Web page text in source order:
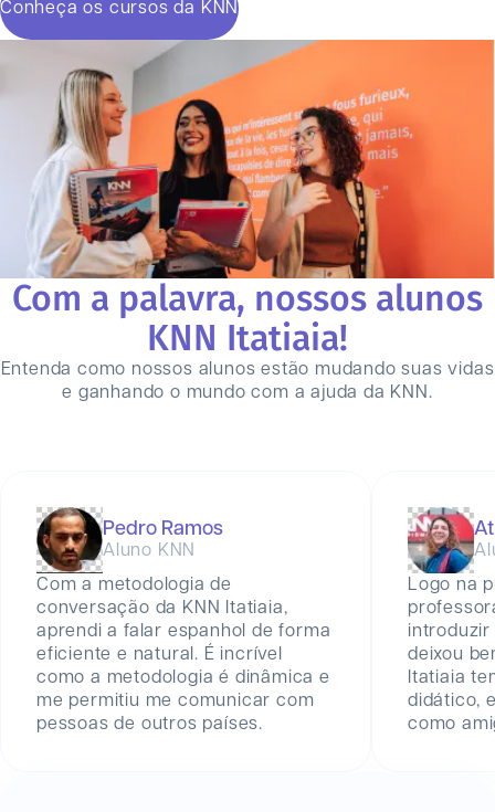
Conheça os cursos da KNN
Com a palavra, nossos alunos
KNN Itatiaia!
Entenda como nossos alunos estão mudando suas vidas
e ganhando o mundo com a ajuda da KNN.
Pedro Ramos
Aluno KNN
Com a metodologia de
conversação da KNN Itatiaia,
aprendi a falar espanhol de forma
eficiente e natural. É incrível
como a metodologia é dinâmica e
me permitiu me comunicar com
pessoas de outros países.
Logo na
introduzir
deixou
Itatiaia
didático,
como